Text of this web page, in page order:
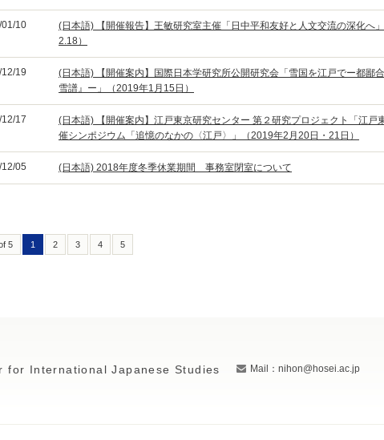
10
(日本語) 【開催報告】王敏研究室主催「日中平和友好と人文交流の深化へ
2.18）
19
(日本語) 【開催案内】国際日本学研究所公開研究会「雪国を江戸でー都鄙
雪譜』ー」（2019年1月15日）
17
(日本語) 【開催案内】江戸東京研究センター 第２研究プロジェクト「江戸
催シンポジウム「追憶のなかの〈江戸〉」（2019年2月20日・21日）
05 (日本語) 2018年度冬季休業期間 事務室閉室について
5 1 2 3 4 5
for International Japanese Studies Mail：nihon@hosei.ac.jp